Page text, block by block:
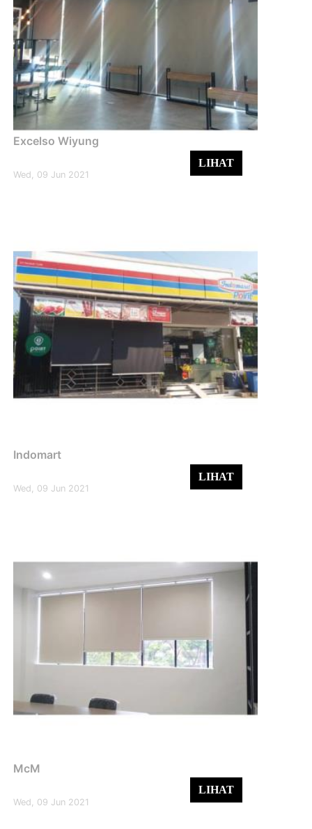
Excelso Wiyung
Wed, 09 Jun 2021
LIHAT
Indomart
Wed, 09 Jun 2021
LIHAT
McM
Wed, 09 Jun 2021
LIHAT